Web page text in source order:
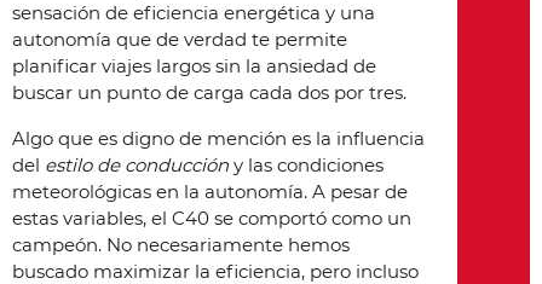
sensación de eficiencia energética y una
autonomía que de verdad te permite
planificar viajes largos sin la ansiedad de
buscar un punto de carga cada dos por tres.
Algo que es digno de mención es la influencia
del estilo de conducción y las condiciones
meteorológicas en la autonomía. A pesar de
estas variables, el C40 se comportó como un
campeón. No necesariamente hemos
buscado maximizar la eficiencia, pero incluso